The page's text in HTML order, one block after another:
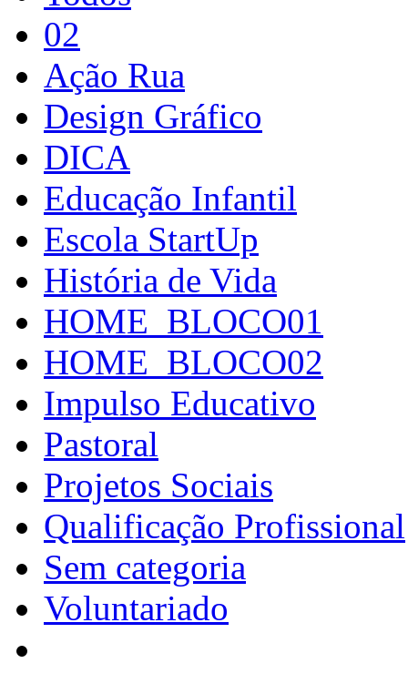
02
Ação Rua
Design Gráfico
DICA
Educação Infantil
Escola StartUp
História de Vida
HOME_BLOCO01
HOME_BLOCO02
Impulso Educativo
Pastoral
Projetos Sociais
Qualificação Profissional
Sem categoria
Voluntariado